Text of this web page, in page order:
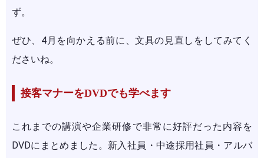
ず。
ぜひ、4月を向かえる前に、文具の見直しをしてみてく
ださいね。
接客マナーをDVDでも学べます
これまでの講演や企業研修で非常に好評だった内容を
DVDにまとめました。新入社員・中途採用社員・アルバ